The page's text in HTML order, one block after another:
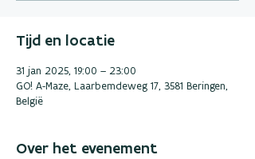
Tijd en locatie
31 jan 2025, 19:00 – 23:00
GO! A-Maze, Laarbemdeweg 17, 3581 Beringen,
België
Over het evenement